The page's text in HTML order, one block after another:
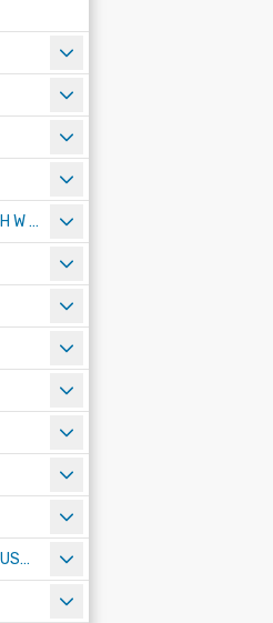
OCHRONA DANYCH OSOBOWYCH W URZĘDZIE MIASTA ŻORY - RODO
PROCEDURA ZGŁASZANIA NARUSZEŃ PRAWA